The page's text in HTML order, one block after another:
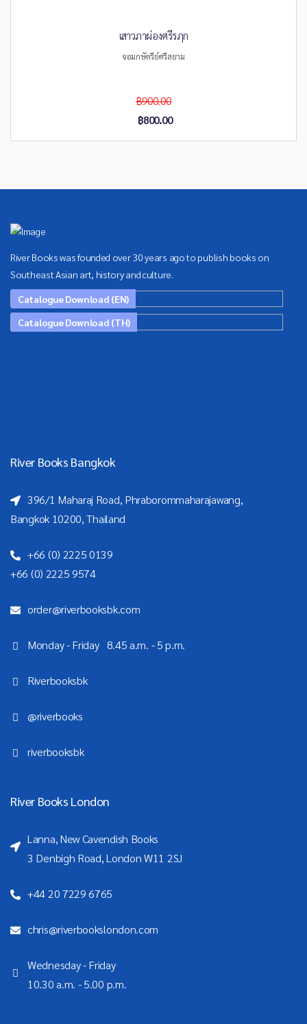
เสาวภาผ่องศรีรฦก
จอมกษัตรีย์ศรีสยาม
฿900.00
฿800.00
River Books was founded over 30 years ago to publish books on
Southeast Asian art, history and culture.
Catalogue Download (EN)
Catalogue Download (TH)
River Books Bangkok
396/1 Maharaj Road, Phraborommaharajawang,
Bangkok 10200, Thailand
+66 (0) 2225 0139
+66 (0) 2225 9574
order@riverbooksbk.com
Monday - Friday 8.45 a.m. - 5 p.m.
Riverbooksbk
@riverbooks
riverbooksbk
River Books London
Lanna, New Cavendish Books
3 Denbigh Road, London W11 2SJ
+44 20 7229 6765
chris@riverbookslondon.com
Wednesday - Friday
10.30 a.m. - 5.00 p.m.